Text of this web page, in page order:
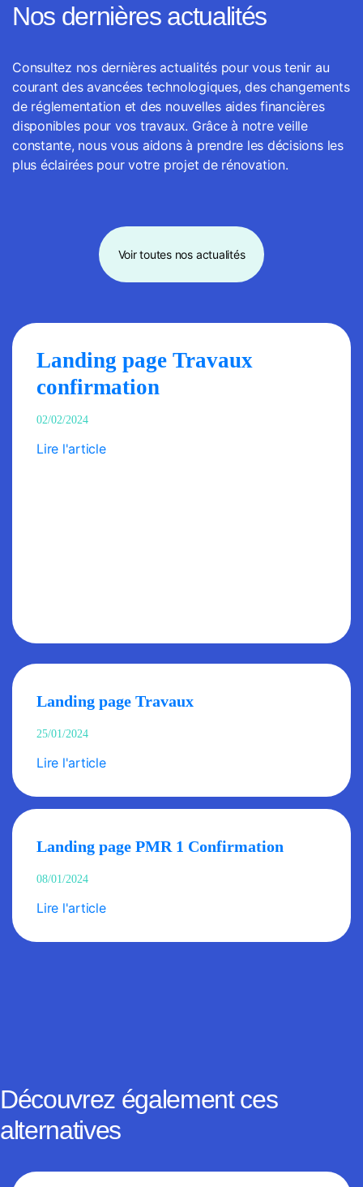
Nos dernières actualités
Consultez nos dernières actualités pour vous tenir au
courant des avancées technologiques, des changements
de réglementation et des nouvelles aides financières
disponibles pour vos travaux. Grâce à notre veille
constante, nous vous aidons à prendre les décisions les
plus éclairées pour votre projet de rénovation.
Voir toutes nos actualités
Landing page Travaux
confirmation
02/02/2024
Lire l'article
Landing page Travaux
25/01/2024
Lire l'article
Landing page PMR 1 Confirmation
08/01/2024
Lire l'article
Découvrez également ces
alternatives